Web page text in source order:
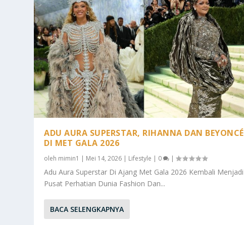
ADU AURA SUPERSTAR, RIHANNA DAN BEYONCÉ
DI MET GALA 2026
oleh mimin1 | Mei 14, 2026 | Lifestyle | 0 |
Adu Aura Superstar Di Ajang Met Gala 2026 Kembali Menjadi
Pusat Perhatian Dunia Fashion Dan...
BACA SELENGKAPNYA